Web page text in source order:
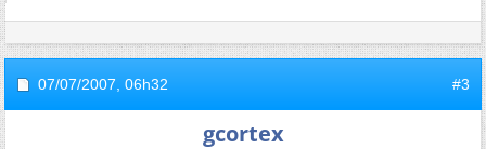
07/07/2007, 06h32 #3
gcortex